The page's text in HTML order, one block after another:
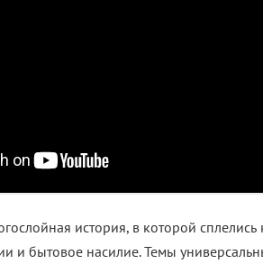
история, в которой
и бытовое насилие. Темы